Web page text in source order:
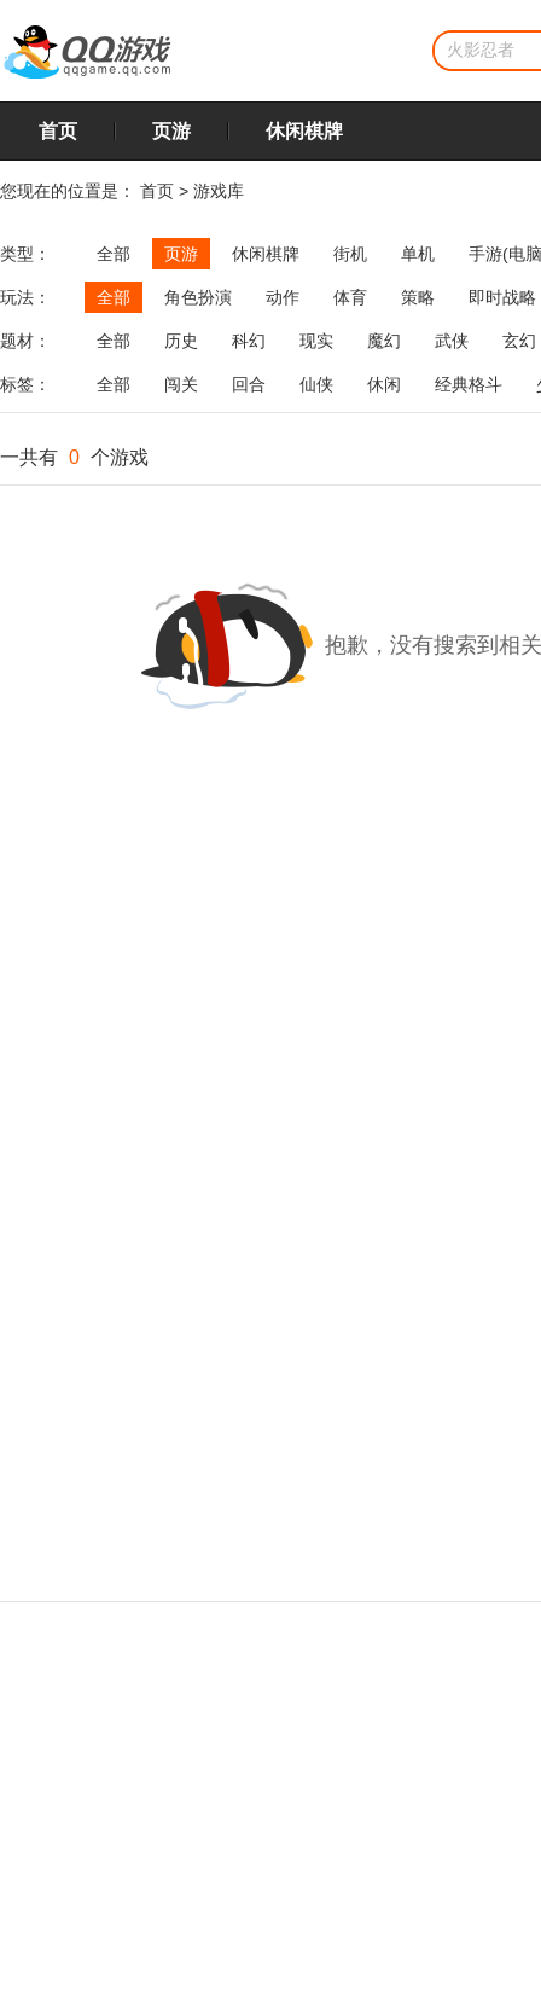
首页 页游 休闲棋牌
您现在的位置是： 首页 > 游戏库
类型： 全部 页游 休闲棋牌 街机 单机 手游(电
玩法： 全部 角色扮演 动作 体育 策略
即时战略
飞行
恋爱 第三人称射击 棋类 牌类 麻将
题材： 全部 历史 科幻 现实 魔幻 武侠 玄幻
标签： 全部 闯关 回合 仙侠 休闲 经典格斗
一共有 0 个游戏
抱歉，没有搜索到相